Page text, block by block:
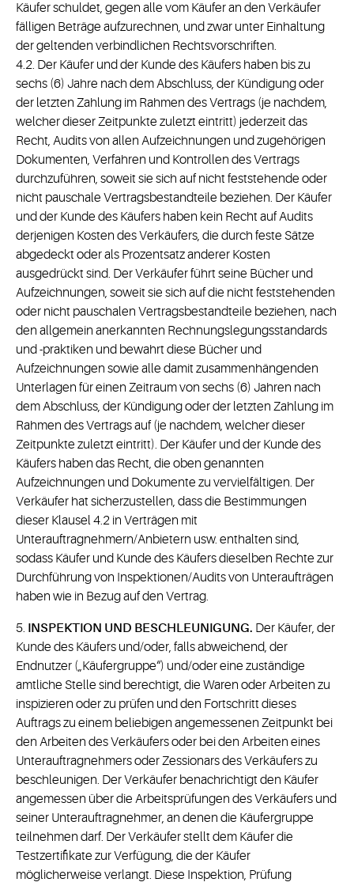
Käufer schuldet, gegen alle vom Käufer an den Verkäufer
fälligen Beträge aufzurechnen, und zwar unter Einhaltung
der geltenden verbindlichen Rechtsvorschriften.
4.2. Der Käufer und der Kunde des Käufers haben bis zu
sechs (6) Jahre nach dem Abschluss, der Kündigung oder
der letzten Zahlung im Rahmen des Vertrags (je nachdem,
welcher dieser Zeitpunkte zuletzt eintritt) jederzeit das
Recht, Audits von allen Aufzeichnungen und zugehörigen
Dokumenten, Verfahren und Kontrollen des Vertrags
durchzuführen, soweit sie sich auf nicht feststehende oder
nicht pauschale Vertragsbestandteile beziehen. Der Käufer
und der Kunde des Käufers haben kein Recht auf Audits
derjenigen Kosten des Verkäufers, die durch feste Sätze
abgedeckt oder als Prozentsatz anderer Kosten
ausgedrückt sind. Der Verkäufer führt seine Bücher und
Aufzeichnungen, soweit sie sich auf die nicht feststehenden
oder nicht pauschalen Vertragsbestandteile beziehen, nach
den allgemein anerkannten Rechnungslegungsstandards
und -praktiken und bewahrt diese Bücher und
Aufzeichnungen sowie alle damit zusammenhängenden
Unterlagen für einen Zeitraum von sechs (6) Jahren nach
dem Abschluss, der Kündigung oder der letzten Zahlung im
Rahmen des Vertrags auf (je nachdem, welcher dieser
Zeitpunkte zuletzt eintritt). Der Käufer und der Kunde des
Käufers haben das Recht, die oben genannten
Aufzeichnungen und Dokumente zu vervielfältigen. Der
Verkäufer hat sicherzustellen, dass die Bestimmungen
dieser Klausel 4.2 in Verträgen mit
Unterauftragnehmern/Anbietern usw. enthalten sind,
sodass Käufer und Kunde des Käufers dieselben Rechte zur
Durchführung von Inspektionen/Audits von Unteraufträgen
haben wie in Bezug auf den Vertrag.
5. INSPEKTION UND BESCHLEUNIGUNG. Der Käufer, der
Kunde des Käufers und/oder, falls abweichend, der
Endnutzer („Käufergruppe“) und/oder eine zuständige
amtliche Stelle sind berechtigt, die Waren oder Arbeiten zu
inspizieren oder zu prüfen und den Fortschritt dieses
Auftrags zu einem beliebigen angemessenen Zeitpunkt bei
den Arbeiten des Verkäufers oder bei den Arbeiten eines
Unterauftragnehmers oder Zessionars des Verkäufers zu
beschleunigen. Der Verkäufer benachrichtigt den Käufer
angemessen über die Arbeitsprüfungen des Verkäufers und
seiner Unterauftragnehmer, an denen die Käufergruppe
teilnehmen darf. Der Verkäufer stellt dem Käufer die
Testzertifikate zur Verfügung, die der Käufer
möglicherweise verlangt. Diese Inspektion, Prüfung